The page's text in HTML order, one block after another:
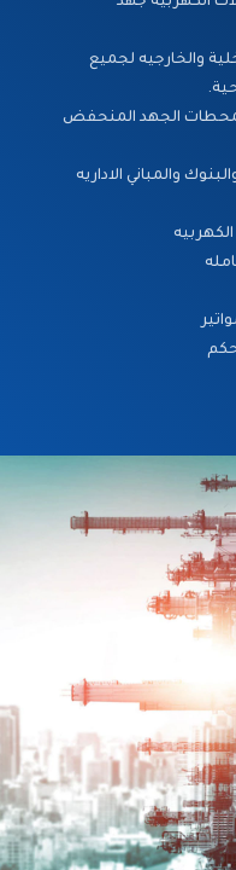
والخارجيه لجميع
بمحطات الجهد المنحفض
والمباني الاداريه